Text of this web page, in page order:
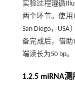
实验过程遵循
两个环节。使用
San Diego，
备完成后，借助
端读长为50 bp。
1.2.5 miRNA